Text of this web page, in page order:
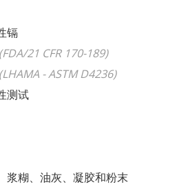
镉
(FDA/21 CFR 170-189)
(LHAMA - ASTM D4236)
测试
浆糊、油灰、凝胶和粉末